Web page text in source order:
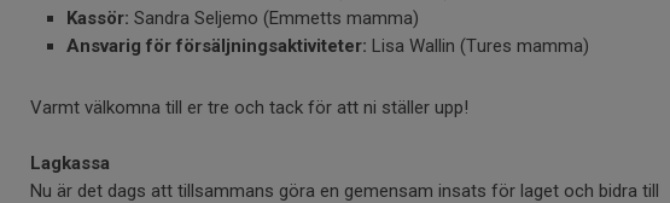
Kassör: Sandra Seljemo (Emmetts mamma)
Ansvarig för försäljningsaktiviteter: Lisa Wallin (Tures mamma)
Varmt välkomna till er tre och tack för att ni ställer upp!
Lagkassa
Nu är det dags att tillsammans göra en gemensam insats för laget och bidra till